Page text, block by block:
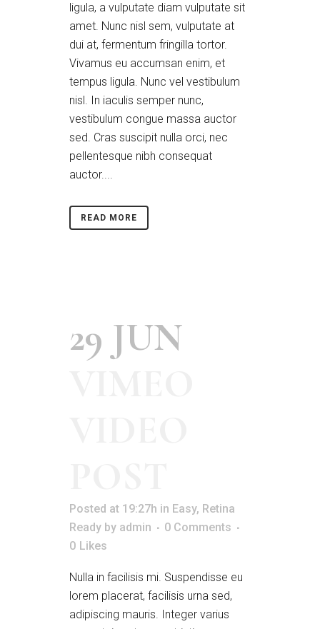
ligula, a vulputate diam vulputate sit
amet. Nunc nisl sem, vulputate at
dui at, fermentum fringilla tortor.
Vivamus eu accumsan enim, et
tempus ligula. Nunc vel vestibulum
nisl. In iaculis semper nunc,
vestibulum congue massa auctor
sed. Cras suscipit nulla orci, nec
pellentesque nibh consequat
auctor....
READ MORE
29 JUN
Posted at 19:27h in Easy, Retina
Ready by admin
0 Comments
0 Likes
Nulla in facilisis mi. Suspendisse eu
lorem placerat, facilisis urna sed,
adipiscing mauris. Integer varius